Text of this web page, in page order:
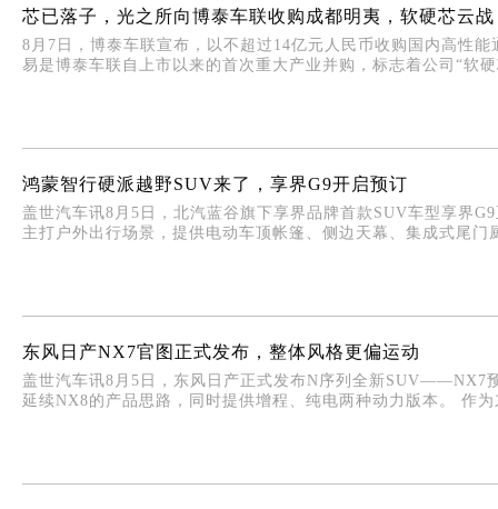
芯已落子，光之所向博泰车联收购成都明夷，软硬芯云战
8月7日，博泰车联宣布，以不超过14亿元人民币收购国内高性
易是博泰车联自上市以来的首次重大产业并购，标志着公司“软
鸿蒙智行硬派越野SUV来了，享界G9开启预订
盖世汽车讯8月5日，北汽蓝谷旗下享界品牌首款SUV车型享界
主打户外出行场景，提供电动车顶帐篷、侧边天幕、集成式尾
东风日产NX7官图正式发布，整体风格更偏运动
盖世汽车讯8月5日，东风日产正式发布N序列全新SUV——NX7
延续NX8的产品思路，同时提供增程、纯电两种动力版本。 作